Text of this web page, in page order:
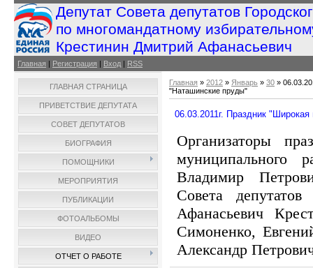
Депутат Совета депутатов
по многомандатному
Крестинин Дмитрий Афанасьевич
Главная | Регистрация | Вход | RSS
ГЛАВНАЯ СТРАНИЦА
ПРИВЕТСТВИЕ ДЕПУТАТА
СОВЕТ ДЕПУТАТОВ
БИОГРАФИЯ
ПОМОЩНИКИ
МЕРОПРИЯТИЯ
ПУБЛИКАЦИИ
ФОТОАЛЬБОМЫ
ВИДЕО
ОТЧЕТ О РАБОТЕ
Главная » 2012 » Январь » 30 »
"Наташинские пруды"
06.03.2011г. Праздник
Организаторы
муниципального
Владимир
Совета
Афанасьевич
Симоненко,
Александр